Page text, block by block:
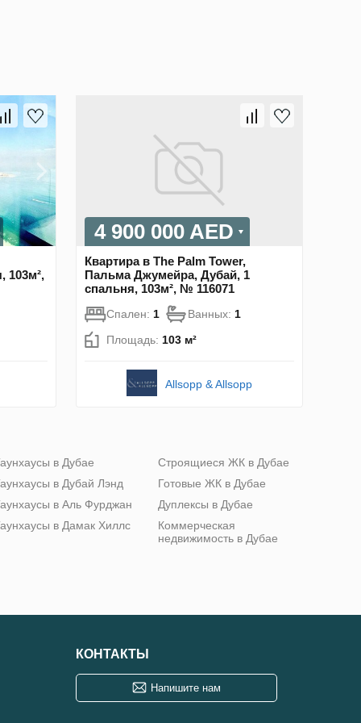
103м²,
4 900 000 AED
Квартира в The Palm Tower,
Пальма Джумейра, Дубай, 1
спальня, 103м², № 116071
Спален: 1 Ванных: 1
Площадь: 103 м²
Allsopp & Allsopp
в Дубае
в Дубай Лэнд
в Аль Фурджан
в Дамак Хиллс
Строящиеся ЖК в Дубае
Готовые ЖК в Дубае
Дуплексы в Дубае
Коммерческая
недвижимость в Дубае
КОНТАКТЫ
Напишите нам